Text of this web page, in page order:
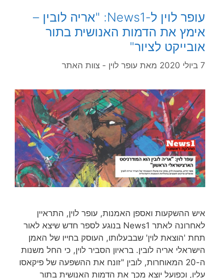
עופר לוין ל-News1: "אריה לובין –
אימץ את הדמות האנושית בתור
אובייקט לציור"
7 ביולי 2020 מאת עופר לוין - צוות האתר
איש ההשקעות ואספן האמנות, עופר לוין, התראיין
לאחרונה לאתר News1 בנוגע לספר חדש שיצא לאור
תחת 'הוצאת לוין' שבבעלותו, העוסק בחייו של האמן
הישראלי אריה לובין. בראיון הסביר לוין, כי החל משנות
ה-20 המאוחרות, לובין "זונח את ההשפעה של פיקאסו
עליו, וכפועל יוצא מכך את הדמות האנושית בתור